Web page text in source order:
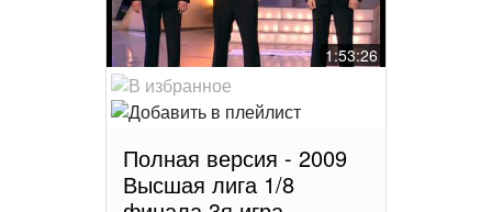
1:53:26
Полная версия - 2009
Высшая лига 1/8